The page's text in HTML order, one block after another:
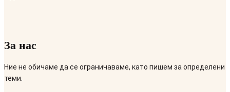
За нас
Ние не обичаме да се ограничаваме, като пишем за определени
теми.